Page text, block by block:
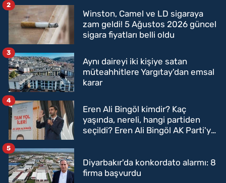
Winston, Camel ve LD sigaraya
zam geldi! 5 Ağustos 2026 güncel
sigara fiyatları belli oldu
2
Aynı daireyi iki kişiye satan
müteahhitlere Yargıtay'dan emsal
karar
3
Eren Ali Bingöl kimdir? Kaç
yaşında, nereli, hangi partiden
seçildi? Eren Ali Bingöl AK Parti'ye
4
Diyarbakır'da konkordato alarmı: 8
firma başvurdu
5